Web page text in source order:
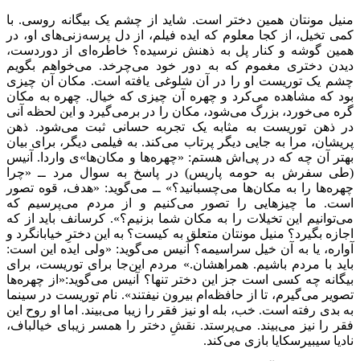
منیل مونتان همین دختر است. شاید از چشم یک بیگانه روسی. با
کمی تخیل، از کجا معلوم که ایده فیلم، از دل پرسه‌زنی‌های او، در
همین گوشه و کنار پل به ذهنش نرسیده؟ خاطره‌ای از دوردست،
دیدن دختری مغموم که به دور خود می‌چرخد. می‌خواهم بگویم
چشم یک توریست او را در آن شلوغی یافته است. مکان آن چیزی
بود که مشاهده می‌کرد و چهره آن چیزی که خیال. چهره به مکان
گره می‌خورد، بزرگ می‌شود، مکان را در برمی‌گیرد و این لحظه آنی
در ذهن توریست به مثابه یک تجربه حسانی ثبت می‌شود. ذهن
پریشان، مرا به جایی دیگر پرتاب می‌کند. به فیلمی دیگر، برای بیان
بهتر آن چه که در پی‌اش هستم: «چهره‌ها و مکان‌ها»ی واردا. آنیس
(طی سفرش به حومه پاریس) در پاسخ به سوال مرد ــ «چرا
چهره‌ها را به مکان‌ها می‌چسبانید؟» ــ می‌گوید: «هدف، قوه تصور
است. ما چیزهایی را تصور می‌کنیم و از مردم می‌پرسیم که
می‌توانیم این تخیلات را به مکان شما بزنیم؟». کرسانف باید از که
اجازه بگیرد؟ منیل مونتان متعلق به کیست؟ به این دخترِ خیابانگرد و
آواره، یا به آن خیل سراسیمه؟ آنیس می‌گوید: «ولی ایده این است:
باید با مردم باشیم. همراهشان.» مردم این‌جا برای توریست، برای
بیگانه چه کسی است جز این دختر تنها؟ آنیس می‌گوید:«از چهره‌ها
تصویر می‌گیرم، تا از حافظه‌ام بیرون نیفتند». نام توریست در سینما
به بدی رفته است. خب، بله او نیز فقر را زیبا می‌بیند. اما او روح این
فقر را نیز می‌بیند. می‌پرستد. نقشِ دختر را همسر زیبای خیالباف،
نادیا سیبیرسکایا بازی می‌کند.